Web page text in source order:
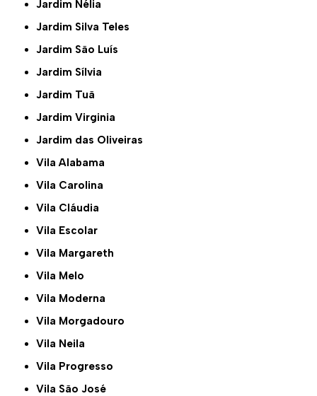
Jardim Nélia
Jardim Silva Teles
Jardim São Luís
Jardim Sílvia
Jardim Tuã
Jardim Virginia
Jardim das Oliveiras
Vila Alabama
Vila Carolina
Vila Cláudia
Vila Escolar
Vila Margareth
Vila Melo
Vila Moderna
Vila Morgadouro
Vila Neila
Vila Progresso
Vila São José